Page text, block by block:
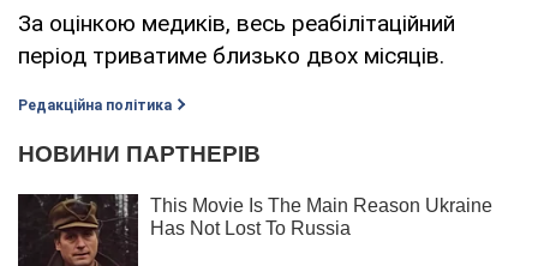
За оцінкою медиків, весь реабілітаційний
період триватиме близько двох місяців.
Редакційна політика